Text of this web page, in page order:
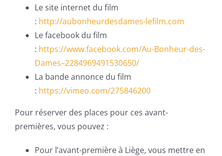
Le site internet du film
: http://aubonheurdesdames-lefilm.com
Le facebook du film
: https://www.facebook.com/Au-Bonheur-des-
Dames–2284969491530650/
La bande annonce du film
: https://vimeo.com/275846200
Pour réserver des places pour ces avant-
premières, vous pouvez :
Pour l’avant-première à Liège, vous mettre en